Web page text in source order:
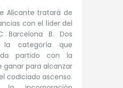
Alicante tratará de
con el líder del
Barcelona B. Dos
la categoría que
partido con la
ganar para alcanzar
codiciado ascenso.